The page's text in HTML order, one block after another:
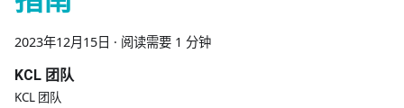
2023年12月15日 · 阅读需要 1 分钟
KCL 团队
KCL 团队